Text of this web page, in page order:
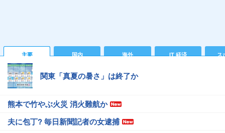
主要 国内 海外 IT 経済 ス
関東「真夏の暑さ」は終了か
熊本で竹やぶ火災 消火難航か
夫に包丁? 毎日新聞記者の女逮捕